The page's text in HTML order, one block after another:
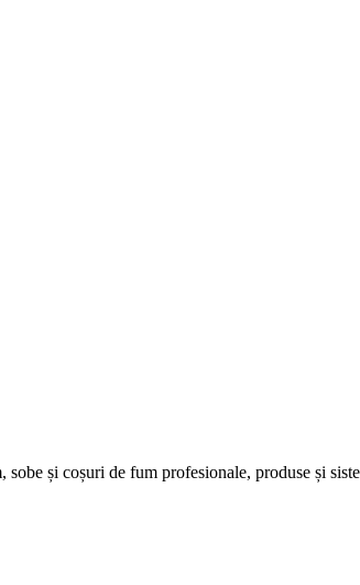
și coșuri de fum profesionale, produse și